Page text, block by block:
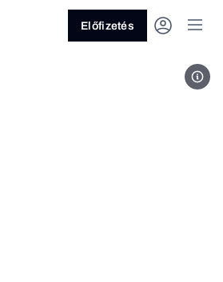
Előfizetés